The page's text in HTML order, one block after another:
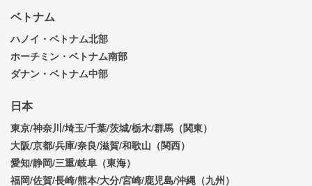
ベトナム
ハノイ・ベトナム北部
ホーチミン・ベトナム南部
ダナン・ベトナム中部
日本
東京/神奈川/埼玉/千葉/茨城/栃木/群馬（関東）
大阪/京都/兵庫/奈良/滋賀/和歌山（関西）
愛知/静岡/三重/岐阜（東海）
福岡/佐賀/長崎/熊本/大分/宮崎/鹿児島/沖縄（九州）